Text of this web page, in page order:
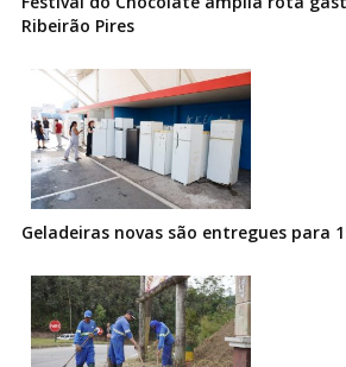
Ribeirão Pires
Geladeiras novas são entregues para